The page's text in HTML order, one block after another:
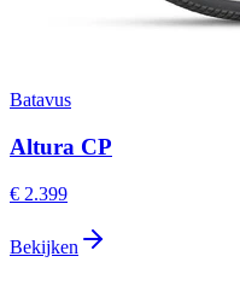
Batavus
Altura CP
€ 2.399
Bekijken